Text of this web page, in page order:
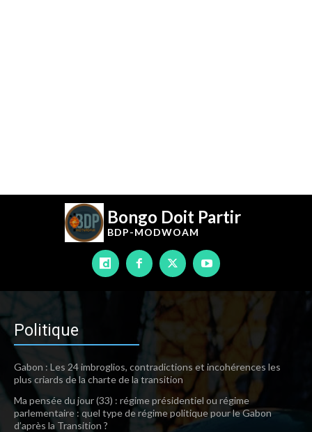
Bongo Doit Partir
BDP-MODWOAM
Politique
Gabon : Les 24 imbroglios, contradictions et incohérences les
plus criards de la charte de la transition
Ma pensée du jour (33) : régime présidentiel ou régime
parlementaire : quel type de régime politique pour le Gabon
d’après la Transition ?